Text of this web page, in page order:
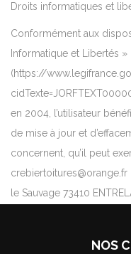
Droits informatiques et
Conformément aux
Informatique et Libertés »
(https://
en 2004, l’utilisateur
de mise à jour et
concernent, qu’il peut
le Sauvage 73410
NOS